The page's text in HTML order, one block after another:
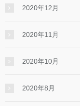
2020年12月
2020年11月
2020年10月
2020年8月